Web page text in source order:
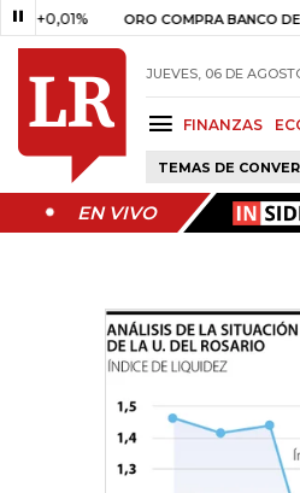
ORO COMPRA BANCO DE LA
JUEVES, 06 DE
FINANZAS
TEMAS DE
EN VIVO
EN VIVO